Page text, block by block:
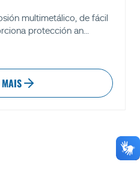
multimetálico, de fácil
protección an...